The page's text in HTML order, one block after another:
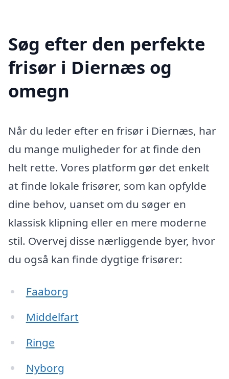
Søg efter den perfekte
frisør i Diernæs og
omegn
Når du leder efter en frisør i Diernæs, har
du mange muligheder for at finde den
helt rette. Vores platform gør det enkelt
at finde lokale frisører, som kan opfylde
dine behov, uanset om du søger en
klassisk klipning eller en mere moderne
stil. Overvej disse nærliggende byer, hvor
du også kan finde dygtige frisører:
Faaborg
Middelfart
Ringe
Nyborg